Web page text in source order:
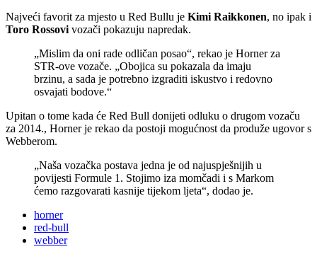
Najveći favorit za mjesto u Red Bullu je Kimi Raikkonen, no ipak i
Toro Rossovi vozači pokazuju napredak.
„Mislim da oni rade odličan posao“, rekao je Horner za
STR-ove vozače. „Obojica su pokazala da imaju
brzinu, a sada je potrebno izgraditi iskustvo i redovno
osvajati bodove.“
Upitan o tome kada će Red Bull donijeti odluku o drugom vozaču
za 2014., Horner je rekao da postoji mogućnost da produže ugovor s
Webberom.
„Naša vozačka postava jedna je od najuspješnijih u
povijesti Formule 1. Stojimo iza momčadi i s Markom
ćemo razgovarati kasnije tijekom ljeta“, dodao je.
horner
red-bull
webber